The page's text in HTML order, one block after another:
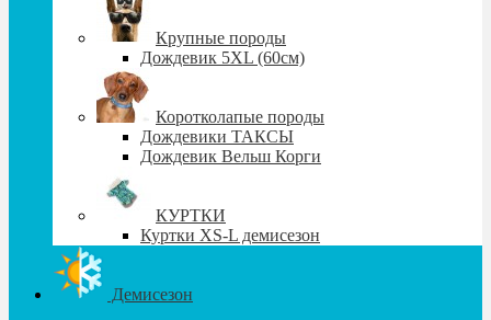
Крупные породы
Дождевик 5XL (60см)
Коротколапые породы
Дождевики ТАКСЫ
Дождевик Вельш Корги
КУРТКИ
Куртки XS-L демисезон
Демисезон